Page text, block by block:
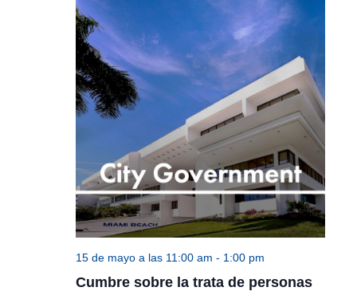
15 de mayo a las 11:00 am - 1:00 pm
Cumbre sobre la trata de personas